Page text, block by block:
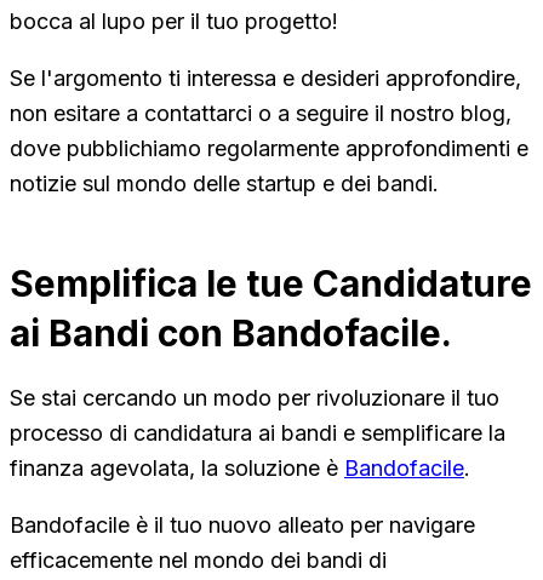
bocca al lupo per il tuo progetto!
Se l'argomento ti interessa e desideri approfondire,
non esitare a contattarci o a seguire il nostro blog,
dove pubblichiamo regolarmente approfondimenti e
notizie sul mondo delle startup e dei bandi.
Semplifica le tue Candidature
ai Bandi con Bandofacile.
Se stai cercando un modo per rivoluzionare il tuo
processo di candidatura ai bandi e semplificare la
finanza agevolata, la soluzione è Bandofacile.
Bandofacile è il tuo nuovo alleato per navigare
efficacemente nel mondo dei bandi di